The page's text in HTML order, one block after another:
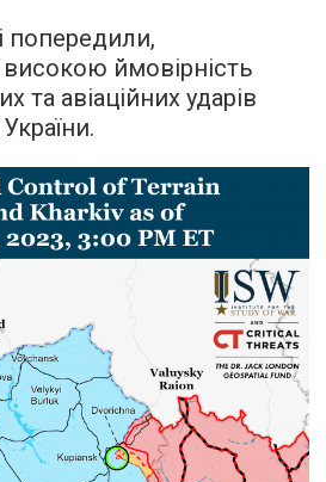
попередили,
ймовірність
та авіаційних ударів